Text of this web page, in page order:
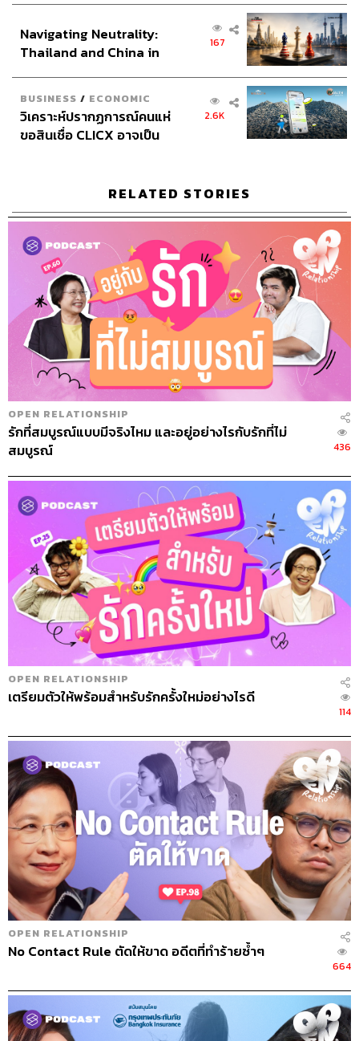
อินโดนีเซีย
Navigating Neutrality:
Thailand and China in
167
BUSINESS / ECONOMIC
วิเคราะห์ปรากฏการณ์คนแห่
ขอสินเชื่อ CLICX อาจเป็น
2.6K
RELATED STORIES
OPEN RELATIONSHIP
รักที่สมบูรณ์แบบมีจริงไหม และอยู่อย่างไรกับรักที่ไม่
สมบูรณ์
436
OPEN RELATIONSHIP
เตรียมตัวให้พร้อมสำหรับรักครั้งใหม่อย่างไรดี
114
OPEN RELATIONSHIP
No Contact Rule ตัดให้ขาด อดีตที่ทำร้ายซ้ำๆ
664